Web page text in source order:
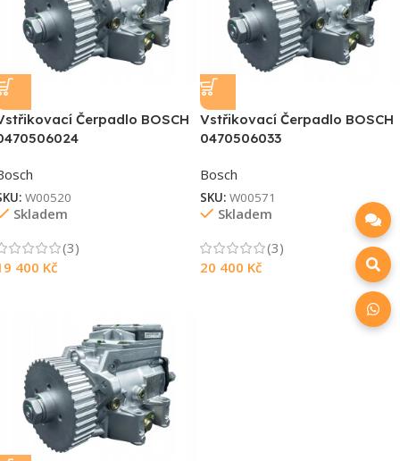
Čerpadlo BOSCH
W00520
Skladem
(3)
400 Kč
Vstřikovací Čerpadlo BOSCH
0470506033
Bosch
SKU: W00571
Skladem
(3)
20 400 Kč